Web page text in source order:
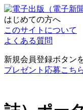
はじめての方へ
このサイトについて
よくある質問
新規会員登録ボタン
プレゼント応募こち